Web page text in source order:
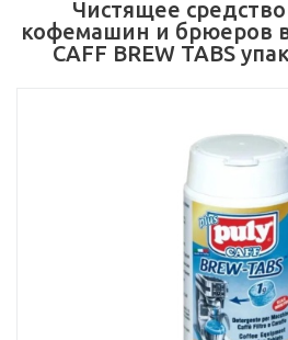
Чистящее
кофемашин и брюеров в
CAFF BREW TABS